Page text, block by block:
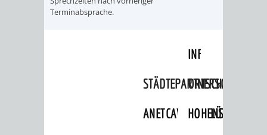
STÄDTEPARTNERSCHAFTEN
ANETCAVAILLON
ORTSCHAFTEN
HOHENSACHSEN
Terminabsprache.